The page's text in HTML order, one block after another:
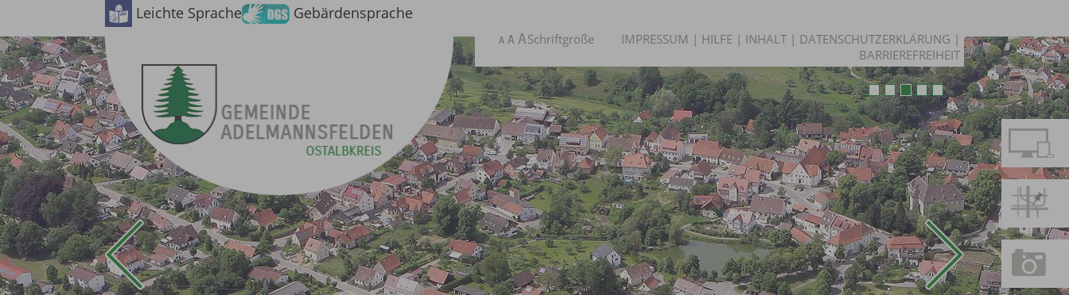
Leichte Sprache Gebärdensprache
Schriftgröße IMPRESSUM | HILFE | INHALT | DATENSCHUTZERKLÄRUNG |
BARRIEREFREIHEIT